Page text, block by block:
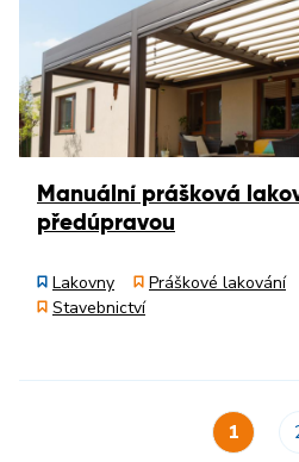
Manuální prášková
předúpravou
Lakovny Práškové lakování
Stavebnictví
1